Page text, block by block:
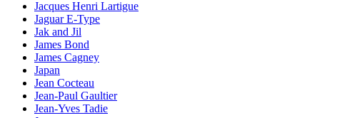
Jacques Henri Lartigue
Jaguar E-Type
Jak and Jil
James Bond
James Cagney
Japan
Jean Cocteau
Jean-Paul Gaultier
Jean-Yves Tadie